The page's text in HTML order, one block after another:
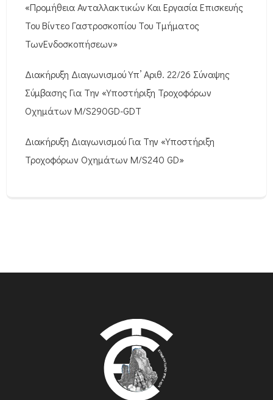
«Προμήθεια Ανταλλακτικών Και Εργασία Επισκευής
Του Βίντεο Γαστροσκοπίου Του Τμήματος
ΤωνΕνδοσκοπήσεων»
Διακήρυξη Διαγωνισμού Υπ’ Αριθ. 22/26 Σύναψης
Σύμβασης Για Την «Υποστήριξη Τροχοφόρων
Οχημάτων M/S290GD-GDT
Διακήρυξη Διαγωνισμού Για Την «Υποστήριξη
Τροχοφόρων Οχημάτων M/S240 GD»